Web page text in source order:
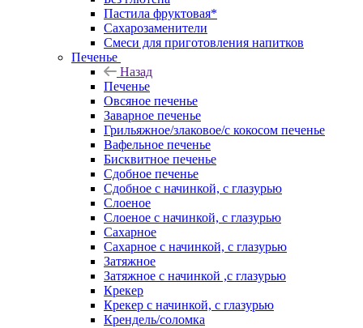
Пастила фруктовая*
Сахарозаменители
Смеси для приготовления напитков
Печенье
Назад
Печенье
Овсяное печенье
Заварное печенье
Грильяжное/злаковое/с кокосом печенье
Вафельное печенье
Бисквитное печенье
Сдобное печенье
Сдобное с начинкой, с глазурью
Слоеное
Слоеное с начинкой, с глазурью
Сахарное
Сахарное с начинкой, с глазурью
Затяжное
Затяжное с начинкой ,с глазурью
Крекер
Крекер с начинкой, с глазурью
Крендель/соломка